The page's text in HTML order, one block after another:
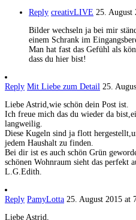
Reply creativLIVE 25. August
Bilder wechseln ja bei mir
einem Schrank im
Man hat fast das Gefühl als
dass du hier bist!
Reply Mit Liebe zum Detail 25.
Liebe Astrid,wie schön dein Post ist.
Ich freue mich das du wieder da
langweilig.
Diese Kugeln sind ja flott
jedem Haushalt zu finden.
Bei dir ist es auch schön Grün
schönen Wohnraum sieht das perfekt
L.G.Edith.
Reply PamyLotta 25. August 2015 at
Liebe Astrid,